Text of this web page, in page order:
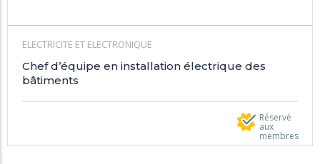
ELECTRICITE ET ELECTRONIQUE
Chef d’équipe en installation électrique des
bâtiments
Réservé
aux
membres